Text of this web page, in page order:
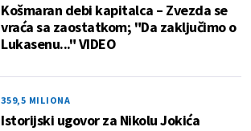
Košmaran debi kapitalca – Zvezda se
vraća sa zaostatkom; "Da zaključimo o
Lukasenu..." VIDEO
359,5 MILIONA
Istorijski ugovor za Nikolu Jokića